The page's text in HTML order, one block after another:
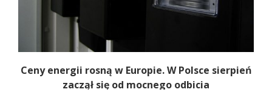
Ceny energii rosną w Europie. W Polsce sierpień
zaczął się od mocnego odbicia